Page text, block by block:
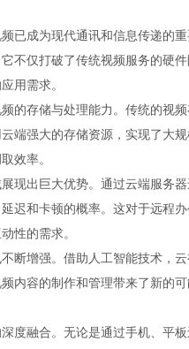
已成为现代通讯和信息传递的
不仅打破了传统视频服务的硬
用需求。
的存储与处理能力。传统的视
端强大的存储资源，实现了大
效率。
现出巨大优势。通过云端服务
迟和卡顿的概率。这对于远程
性的需求。
断增强。借助人工智能技术，
内容的制作和管理带来了新的
度融合。无论是通过手机、平